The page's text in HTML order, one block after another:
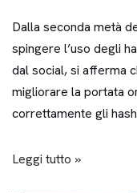
Dalla seconda metà
spingere l’uso degli
dal social, si afferma
migliorare la portata
correttamente gli
Leggi tutto »